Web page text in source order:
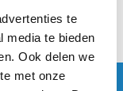
te
media te bieden
Ook delen we
met onze